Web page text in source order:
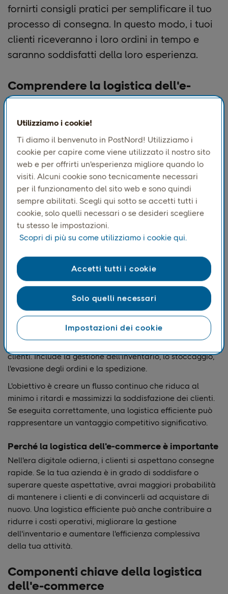
fornirti consigli pratici per semplificare il tuo
processo di consegna. In questo modo, i tuoi
clienti riceveranno i loro ordini in tempo e
saranno soddisfatti della loro esperienza.
Comprendere la logistica dell'e-
commerce
La logistica dell'e-commerce consiste nel gestire le fasi
clienti. Include la gestione dell'inventario, lo stoccaggio,
l'evasione degli ordini e la spedizione.
L'obiettivo è creare un flusso continuo che riduca al
minimo i ritardi e massimizzi la soddisfazione dei clienti.
Se eseguita correttamente, una logistica efficiente può
rappresentare un vantaggio competitivo significativo.
Perché la logistica dell'e-commerce è importante
Nell'era digitale odierna, i clienti si aspettano consegne
rapide. Se la tua azienda è in grado di soddisfare o
superare queste aspettative, avrai maggiori probabilità
di mantenere i clienti e di convincerli ad acquistare di
nuovo. Una logistica efficiente può anche contribuire a
ridurre i costi operativi, migliorare la gestione
dell'inventario e aumentare l'efficienza complessiva
della tua attività.
Componenti chiave della logistica
dell'e-commerce
Utilizziamo i cookie!
Ti diamo il benvenuto in PostNord! Utilizziamo i
cookie per capire come viene utilizzato il nostro sito
web e per offrirti un'esperienza migliore quando lo
visiti. Alcuni cookie sono tecnicamente necessari
per il funzionamento del sito web e sono quindi
sempre abilitati. Scegli qui sotto se accetti tutti i
cookie, solo quelli necessari o se desideri scegliere
tu stesso le impostazioni.
Scopri di più su come utilizziamo i cookie qui.
Impostazioni dei cookie
Solo quelli necessari
Accetti tutti i cookie